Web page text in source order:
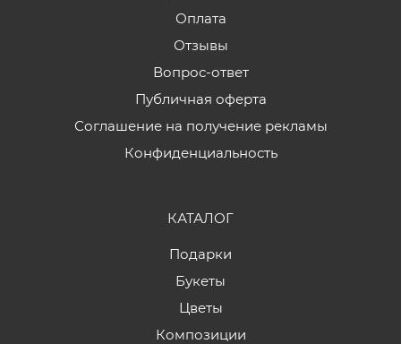
Оплата
Отзывы
Вопрос-ответ
Публичная оферта
Соглашение на получение рекламы
Конфиденциальность
КАТАЛОГ
Подарки
Букеты
Цветы
Композиции